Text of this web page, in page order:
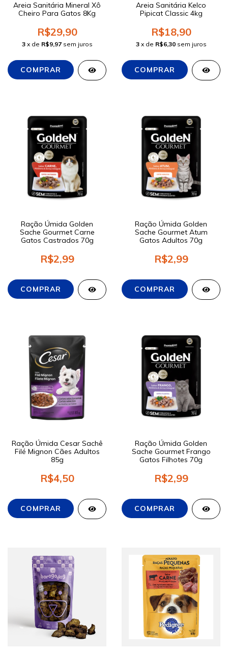
Areia Sanitária Mineral Xô
Cheiro Para Gatos 8Kg
R$29,90
3 x de R$9,97 sem juros
Areia Sanitária Kelco
Pipicat Classic 4kg
R$18,90
3 x de R$6,30 sem juros
Ração Úmida Golden
Sache Gourmet Carne
Gatos Castrados 70g
R$2,99
Ração Úmida Golden
Sache Gourmet Atum
Gatos Adultos 70g
R$2,99
Ração Úmida Cesar Sachê
Filé Mignon Cães Adultos
85g
R$4,50
Ração Úmida Golden
Sache Gourmet Frango
Gatos Filhotes 70g
R$2,99